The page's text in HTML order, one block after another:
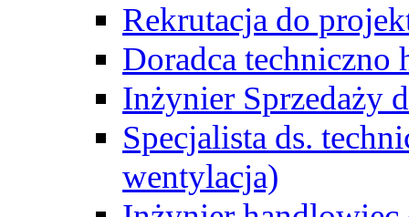
Rekrutacja do
Doradca techniczno
Inżynier Sprzedaży
Specjalista ds.
wentylacja)